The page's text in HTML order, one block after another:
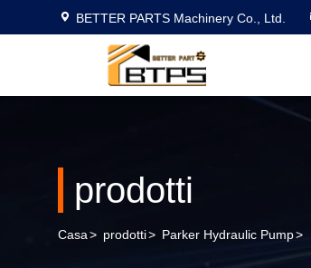
BETTER PARTS Machinery Co., Ltd.
prodotti
Casa> prodotti> Parker Hydraulic Pump>